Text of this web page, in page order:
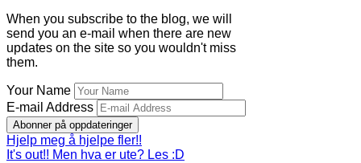
When you subscribe to the blog, we will
send you an e-mail when there are new
updates on the site so you wouldn't miss
them.
Your Name
E-mail Address
Abonner på oppdateringer
Hjelp meg å hjelpe fler!!
It's out!! Men hva er ute? Les :D